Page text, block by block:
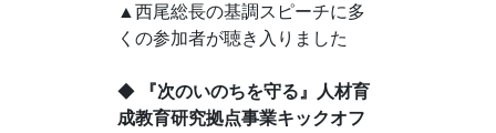
▲西尾総長の基調スピーチに多
くの参加者が聴き入りました
◆
『次のいのちを守る』人材育
成教育研究拠点事業キックオフ